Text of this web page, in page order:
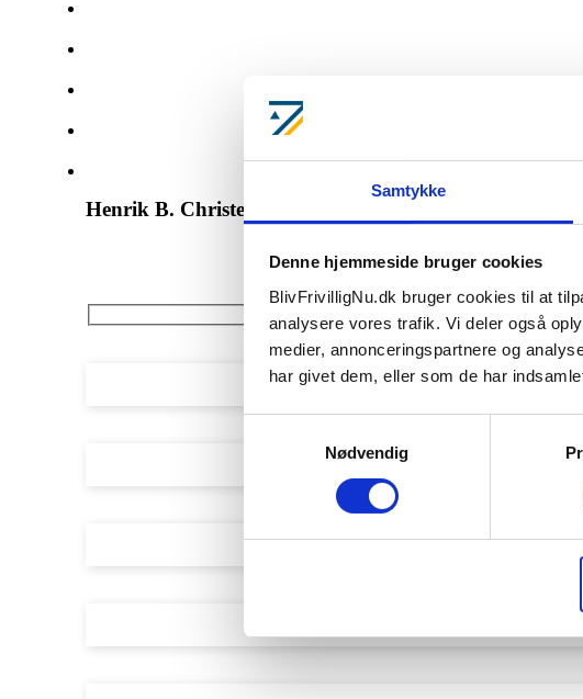
Samtykke
Denne hjemmeside bruger cookies
BlivFrivilligNu.dk bruger cookies til at
analysere vores trafik. Vi deler også
medier, annonceringspartnere og
har givet dem, eller som de har
Nødvendig
Henrik B. Christensen